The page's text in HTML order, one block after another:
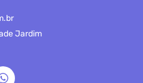
Jardim